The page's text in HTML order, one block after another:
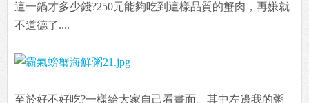
這一鍋才多少錢?250元能夠吃到這樣品質的蟹肉，再嫌就
不道德了....
至於好不好吃?一樣給大家自己看畫面。其中左邊我的粥